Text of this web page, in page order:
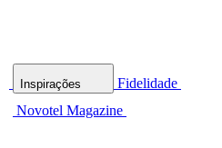
Inspirações
Fidelidade
Novotel Magazine